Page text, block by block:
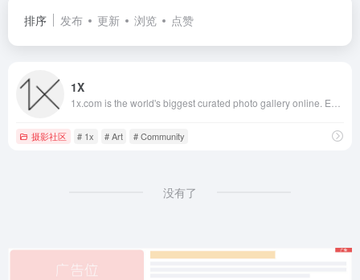
排序 发布 更新 浏览 点赞
1X
摄影社区 # 1x # Art # Community
没有了